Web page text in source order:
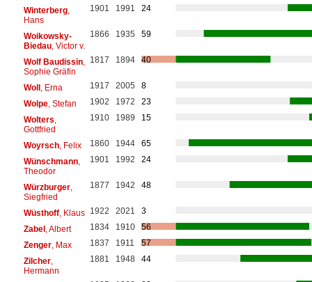
Winterberg,
Hans
1901 1991 24
Woikowsky-
Biedau, Victor v.
1866 1935 59
Wolf Baudissin,
Sophie Gräfin
1817 1894 40
Woll, Erna 1917 2005
8
Wolpe, Stefan 1902 1972
23
Wolters
Gottfried
1910 1989 15
Woyrsch, Felix 1860 1944
65
Wünschmann,
Theodor
1901 1992 24
Würzburger,
Siegfried
1877 1942 48
Wüsthoff, Klaus 1922 2021
3
Zabel, Albert 1834 1910
56
Zenger, Max 1837 1911
57
Zilcher,
Hermann
1881 1948 44